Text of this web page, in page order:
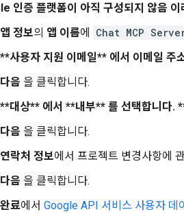
인증 플랫폼이 아직 구성되지 않음
앱 정보의 앱 이름에 Chat MCP
**사용자 지원 이메일** 에서 이메일 주
다음 을 클릭합니다.
**대상** 에서 **내부** 를 선택합니다.
다음 을 클릭합니다.
연락처 정보에서 프로젝트 변경사항에
다음 을 클릭합니다.
완료에서 Google API 서비스 사용자 데